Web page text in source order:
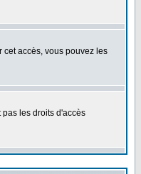
cet accès, vous pouvez les
les droits d'accès